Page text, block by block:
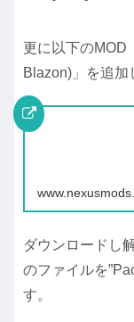
更に以下のMOD
Blazon)」を追加
ダウンロードし
のファイルを
す。